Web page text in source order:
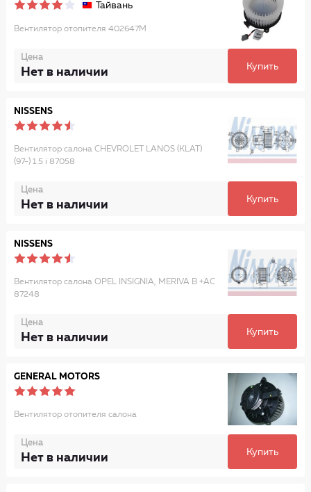
Тайвань
Вентилятор отопителя 402647M
Цена
Нет в наличии Купить
NISSENS
Вентилятор салона CHEVROLET LANOS (KLAT)
(97-) 1.5 i 87058
Цена
Нет в наличии Купить
NISSENS
Вентилятор салона OPEL INSIGNIA, MERIVA B +AC
87248
Цена
Нет в наличии Купить
GENERAL MOTORS
Вентилятор отопителя салона
Цена
Нет в наличии Купить